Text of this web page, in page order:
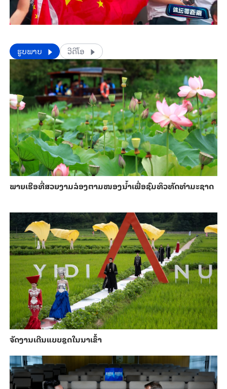
​​ຮູບພາບ ວີດີໂອ
ພາຍ​ເຮືອທີ່​ສວຍ​ງາມ​ລ່ອງ​ຕາມ​​ໜອງນ້ຳ​​ເພື່ອ​ຊົມ​ທິວ​ທັດ​ທຳ​ມະ​ຊາດ
ຈັດງານເດີນແບບຊຸດໃນນາເຂົ້າ